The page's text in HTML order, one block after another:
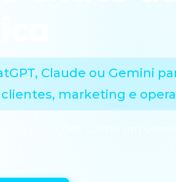
Claude ou Gemini
marketing e